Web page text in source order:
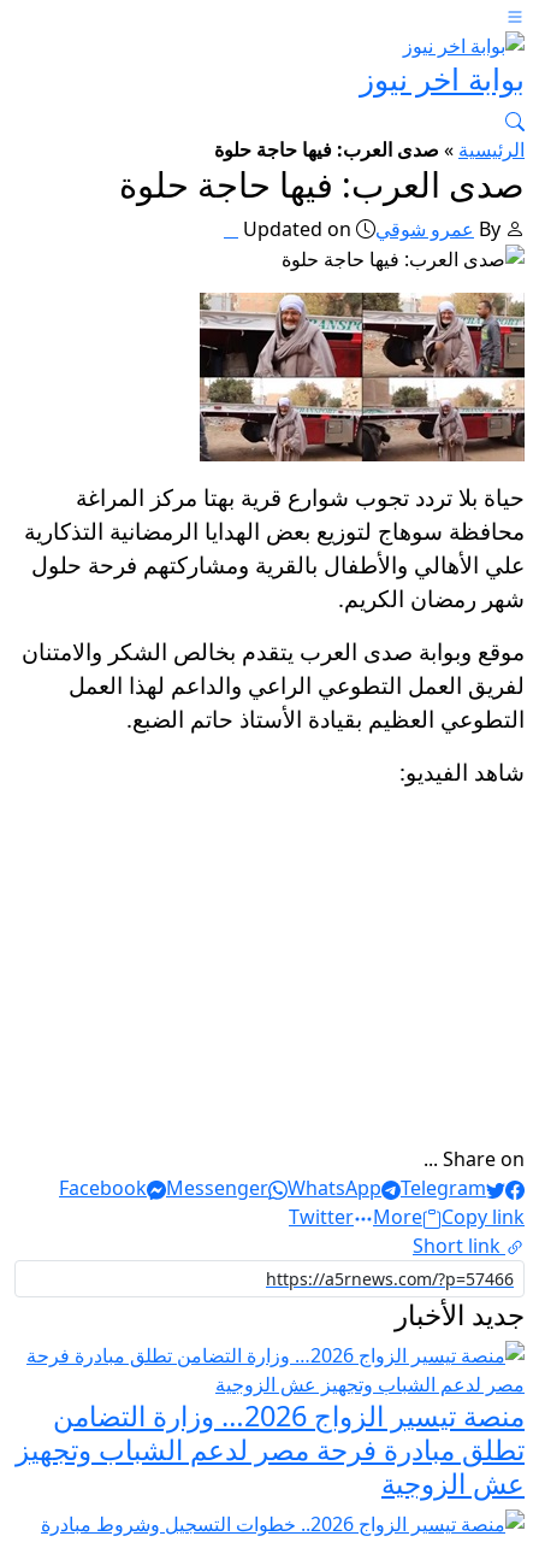
بوابة اخر نيوز
الرئيسية » صدى العرب: فيها حاجة حلوة
صدى العرب: فيها حاجة حلوة
By عمرو شوقي Updated on
حياة بلا تردد تجوب شوارع قرية بهتا مركز المراغة
محافظة سوهاج لتوزيع بعض الهدايا الرمضانية التذكارية
علي الأهالي والأطفال بالقرية ومشاركتهم فرحة حلول
شهر رمضان الكريم.
موقع وبوابة صدى العرب يتقدم بخالص الشكر والامتنان
لفريق العمل التطوعي الراعي والداعم لهذا العمل
التطوعي العظيم بقيادة الأستاذ حاتم الضبع.
شاهد الفيديو:
Share on ...
Facebook
Messenger WhatsApp
Telegram
Twitter
More
Copy link
Short link
جديد الأخبار
منصة تيسير الزواج 2026… وزارة التضامن
تطلق مبادرة فرحة مصر لدعم الشباب وتجهيز
عش الزوجية